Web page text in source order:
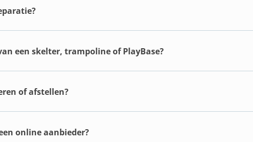
een skelter, trampoline of PlayBase?
of afstellen?
online aanbieder?